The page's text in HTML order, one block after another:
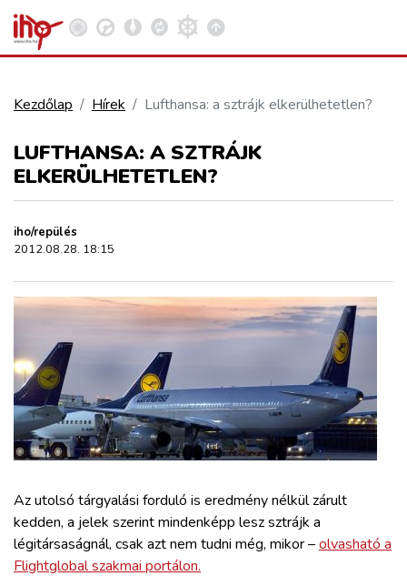
REPÜLÉS
KÖZLEKEDÉSFEJLESZTÉS
ELLÁTÁSI LÁNC
ZÖLDÚT
HAJÓZÁS
BLOG
ARCHÍVUM
Kezdőlap Hírek Lufthansa: a sztrájk elkerülhetetlen?
LUFTHANSA: A SZTRÁJK
ELKERÜLHETETLEN?
iho/repülés
2012.08.28. 18:15
Az utolsó tárgyalási forduló is eredmény nélkül zárult
kedden, a jelek szerint mindenképp lesz sztrájk a
légitársaságnál, csak azt nem tudni még, mikor –olvasható a
Flightglobal szakmai portálon.